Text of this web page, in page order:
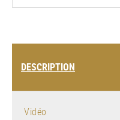
DESCRIPTION
Vidéo